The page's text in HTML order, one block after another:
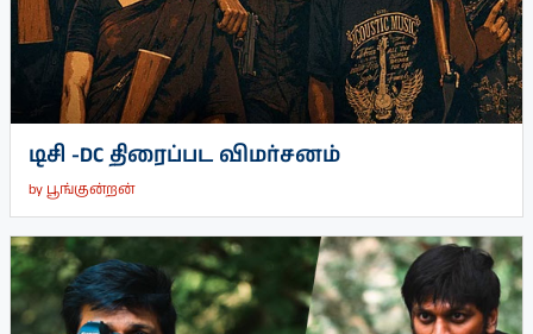
டிசி -DC திரைப்பட விமர்சனம்
by பூங்குன்றன்